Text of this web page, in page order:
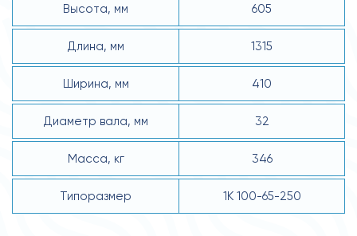
Высота, мм 605
Длина, мм 1315
Ширина, мм 410
Диаметр вала, мм 32
Масса, кг 346
Типоразмер 1К 100-65-250